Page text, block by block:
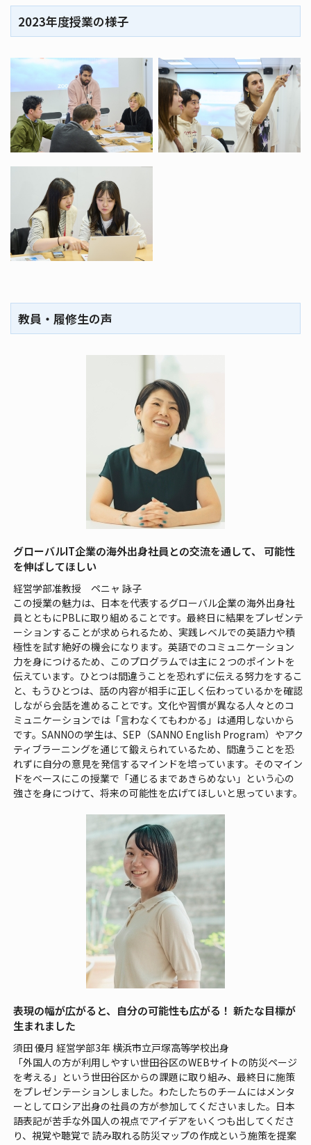
2023年度授業の様子
教員・履修生の声
グローバルIT企業の海外出身社員との交流を通して、 可能性
を伸ばしてほしい
経営学部准教授 ペニャ 詠子
この授業の魅力は、日本を代表するグローバル企業の海外出身社
員とともにPBLに取り組めることです。最終日に結果をプレゼンテ
ーションすることが求められるため、実践レベルでの英語力や積
極性を試す絶好の機会になります。英語でのコミュニケーション
力を身につけるため、このプログラムでは主に２つのポイントを
伝えています。ひとつは間違うことを恐れずに伝える努力をするこ
と、もうひとつは、話の内容が相手に正しく伝わっているかを確認
しながら会話を進めることです。文化や習慣が異なる人々とのコ
ミュニケーションでは「言わなくてもわかる」は通用しないから
です。SANNOの学生は、SEP（SANNO English Program）やアク
ティブラーニングを通じて鍛えられているため、間違うことを恐
れずに自分の意見を発信するマインドを培っています。そのマイン
ドをベースにこの授業で「通じるまであきらめない」という心の
強さを身につけて、将来の可能性を広げてほしいと思っています。
表現の幅が広がると、自分の可能性も広がる！ 新たな目標が
生まれました
須田 優月 経営学部3年 横浜市立戸塚高等学校出身
「外国人の方が利用しやすい世田谷区のWEBサイトの防災ページ
を考える」という世田谷区からの課題に取り組み、最終日に施策
をプレゼンテーションしました。わたしたちのチームにはメンタ
ーとしてロシア出身の社員の方が参加してくださいました。日本
語表記が苦手な外国人の視点でアイデアをいくつも出してくださ
り、視覚や聴覚で 読み取れる防災マップの作成という施策を提案